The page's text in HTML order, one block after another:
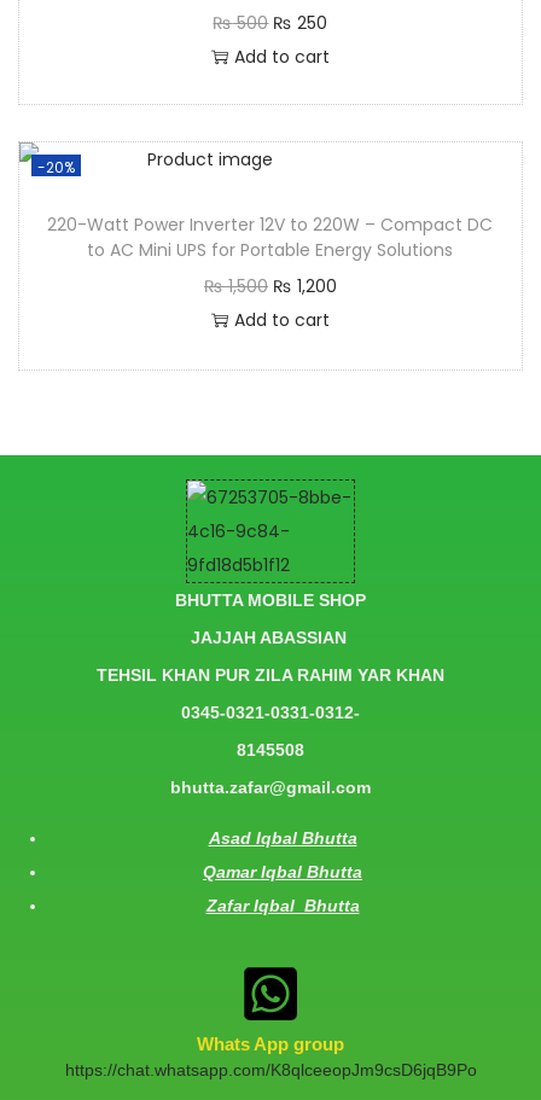
₨500 ₨ 250
Add to cart
-20%
220-Watt Power Inverter 12V to 220W – Compact DC
to AC Mini UPS for Portable Energy Solutions
₨1,500 ₨ 1,200
Add to cart
BHUTTA MOBILE SHOP
JAJJAH ABASSIAN
TEHSIL KHAN PUR ZILA RAHIM YAR KHAN
0345-0321-0331-0312-
8145508
bhutta.zafar@gmail.com
Asad Iqbal Bhutta
Qamar Iqbal Bhutta
Zafar Iqbal Bhutta
Whats App group
https://chat.whatsapp.com/K8qlceeopJm9csD6jqB9Po